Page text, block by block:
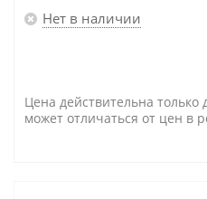
Нет в наличии
Цена действительна только
может отличаться от цен в